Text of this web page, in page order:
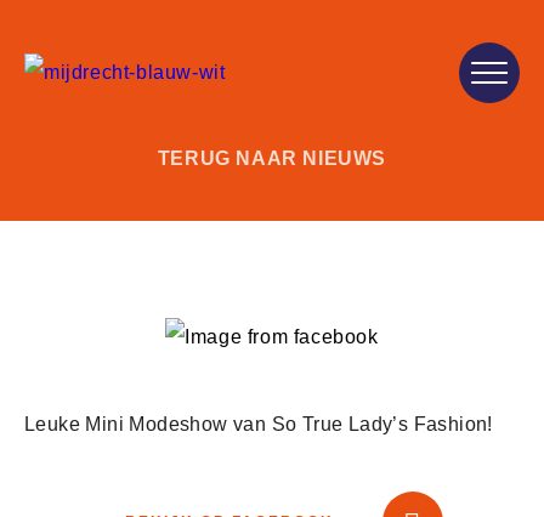
TERUG NAAR NIEUWS
Leuke Mini Modeshow van So True Lady’s Fashion!